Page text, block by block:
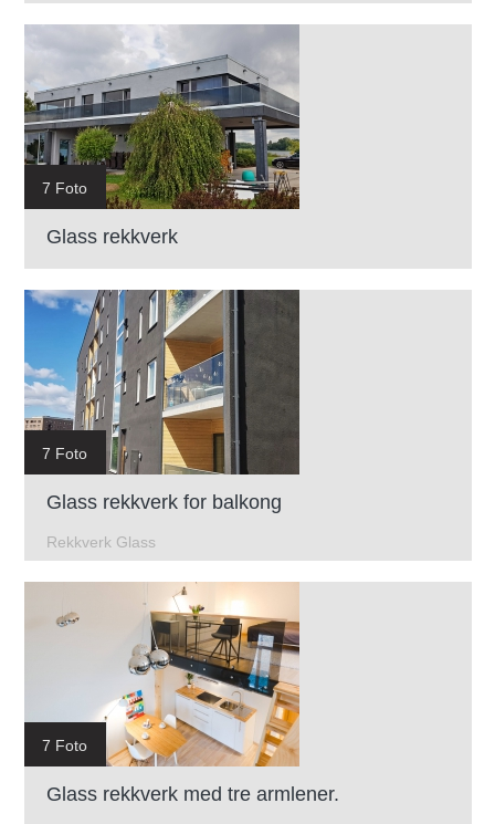
7 Foto
Glass rekkverk
7 Foto
Glass rekkverk for balkong
Rekkverk Glass
7 Foto
Glass rekkverk med tre armlener.